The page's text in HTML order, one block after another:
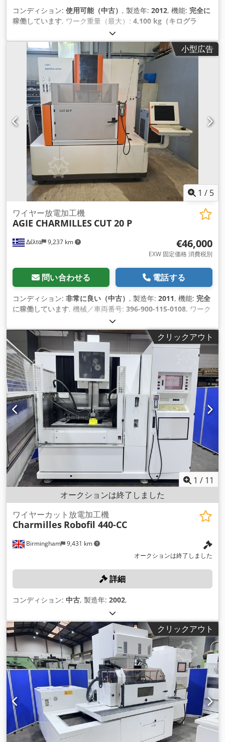
コンディション: 使用可能（中古） , 製造年: 2012, 機能: 完全に
稼働しています, ワーク重量（最大）: 4,100 kg（キログラ
, Y軸移動距離:
離:250 mm, 総重量:2,640 kg（キログラム）,
小型広告
1 / 5
Δέλτα 9,237 km
ワイヤー放電加工機
AGIE CHARMILLES CUT 20 P
€46,000
EXW 固定価格 消費税別
問い合わせる 電話する
コンディション: 非常に良い（中古） , 製造年: 2011, 機能: 完全
に稼働しています, 機械／車両番号: 396-900-115-0108, ワーク
2,890 kg（キログラム）
Y軸移動距離:250 mm, Z軸移動距離:250 mm, 全高:2,000
mm , 全長: 2,020 mm, 全幅:2,050 mm, ワークピース高さ
（最大）:250 mm, 加工物幅（最大）:900 mm, ワーク長さ
（最大）:
,
クリックアウト
1 / 11
オークションは終了しました
Birmingham 9,431 km
ワイヤーカット放電加工機
Charmilles Robofil 440-CC
オークションは終了しました
詳細
コンディション: 中古, 製造年: 2002,
クリックアウト